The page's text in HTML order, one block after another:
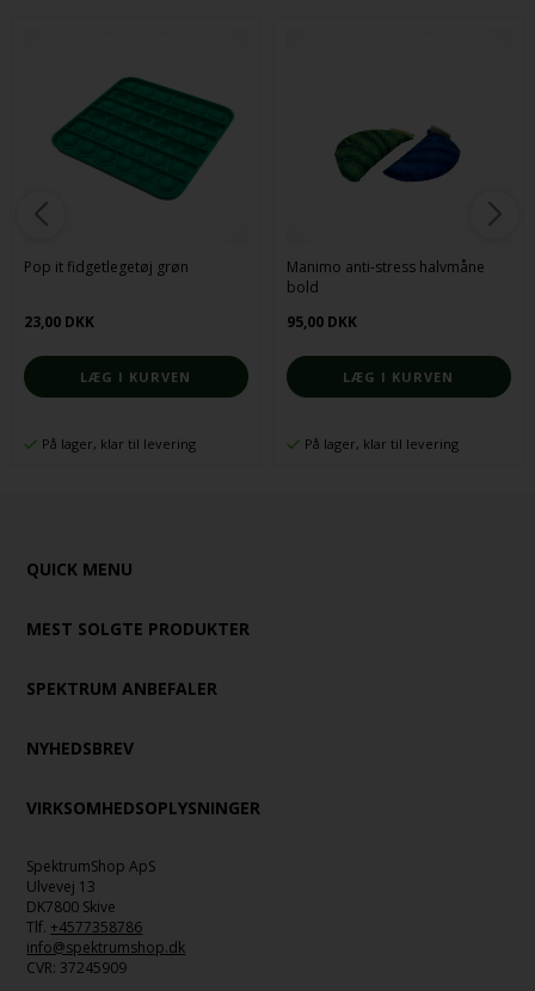
Pop it fidgetlegetøj grøn
23,00 DKK
På lager, klar til levering
Manimo anti-stress halvmåne
bold
95,00 DKK
På lager, klar til levering
QUICK MENU
MEST SOLGTE PRODUKTER
SPEKTRUM ANBEFALER
NYHEDSBREV
VIRKSOMHEDSOPLYSNINGER
SpektrumShop ApS
Ulvevej 13
DK7800 Skive
Tlf. +4577358786
info@spektrumshop.dk
CVR: 37245909